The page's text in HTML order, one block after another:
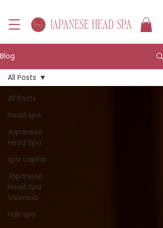
Blog
All Posts
head spa
Japanese
Head Spa
spa capilar
Japanese
Head Spa
Valencia
hair spa
All Posts